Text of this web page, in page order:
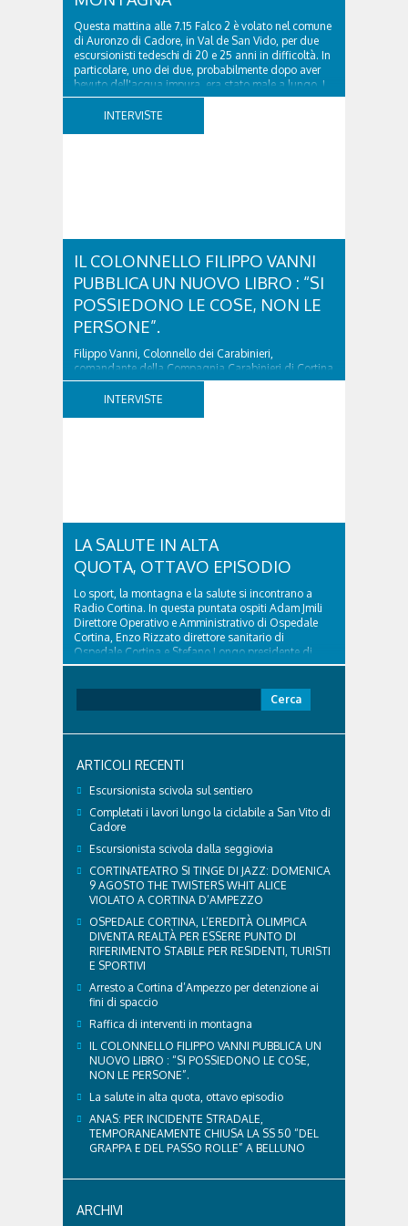
Questa mattina alle 7.15 Falco 2 è volato nel comune
di Auronzo di Cadore, in Val de San Vido, per due
escursionisti tedeschi di 20 e 25 anni in difficoltà. In
particolare, uno dei due, probabilmente dopo aver
bevuto dell'acqua impura, era stato male a lungo. I
due ragazzi, che avevano passato...
INTERVISTE
IL COLONNELLO FILIPPO VANNI
PUBBLICA UN NUOVO LIBRO : “SI
POSSIEDONO LE COSE, NON LE
PERSONE”.
Filippo Vanni, Colonnello dei Carabinieri,
comandante della Compagnia Carabinieri di Cortina
d’Ampezzo sino al 2010, esperto di legislazione
nazionale ed europea, è l’ideatore del progetto di
INTERVISTE
LA SALUTE IN ALTA
QUOTA, OTTAVO EPISODIO
Lo sport, la montagna e la salute si incontrano a
Radio Cortina. In questa puntata ospiti Adam Jmili
Direttore Operativo e Amministrativo di Ospedale
Cortina, Enzo Rizzato direttore sanitario di
Ospedale Cortina e Stefano Longo presidente di
Fondazione Cortina. GVM Care & Research –...
per:
ARTICOLI RECENTI
Escursionista scivola sul sentiero
Completati i lavori lungo la ciclabile a San Vito di
Cadore
Escursionista scivola dalla seggiovia
CORTINATEATRO SI TINGE DI JAZZ: DOMENICA
9 AGOSTO THE TWISTERS WHIT ALICE
VIOLATO A CORTINA D’AMPEZZO
OSPEDALE CORTINA, L’EREDITÀ OLIMPICA
DIVENTA REALTÀ PER ESSERE PUNTO DI
RIFERIMENTO STABILE PER RESIDENTI, TURISTI
E SPORTIVI
Arresto a Cortina d’Ampezzo per detenzione ai
fini di spaccio
Raffica di interventi in montagna
IL COLONNELLO FILIPPO VANNI PUBBLICA UN
NUOVO LIBRO : “SI POSSIEDONO LE COSE,
NON LE PERSONE”.
La salute in alta quota, ottavo episodio
ANAS: PER INCIDENTE STRADALE,
TEMPORANEAMENTE CHIUSA LA SS 50 “DEL
GRAPPA E DEL PASSO ROLLE” A BELLUNO
ARCHIVI